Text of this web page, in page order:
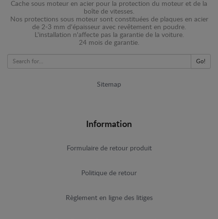
Cache sous moteur en acier pour la protection du moteur et de la
boîte de vitesses.
Nos protections sous moteur sont constituées de plaques en acier
de 2-3 mm d'épaisseur avec revêtement en poudre.
L'installation n'affecte pas la garantie de la voiture.
24 mois de garantie.
Go!
Sitemap
Information
Formulaire de retour produit
Politique de retour
Règlement en ligne des litiges